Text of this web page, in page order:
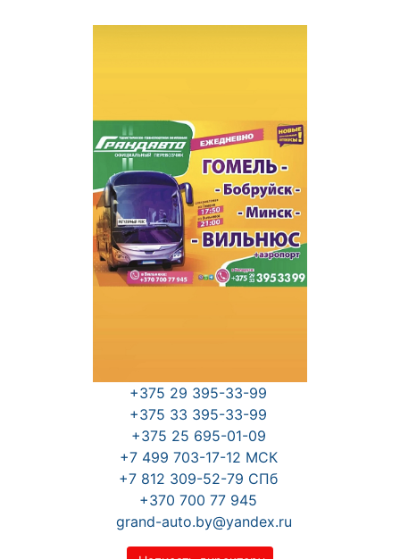
+375 29 395-33-99
+375 33 395-33-99
+375 25 695-01-09
+7 499 703-17-12 МСК
+7 812 309-52-79 СПб
+370 700 77 945
grand-auto.by@yandex.ru